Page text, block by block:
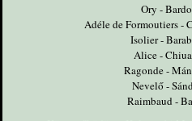
Ory -
Adéle de Formoutiers -
Isolier -
Alice -
Ragonde -
Nevelő -
Raimbaud -